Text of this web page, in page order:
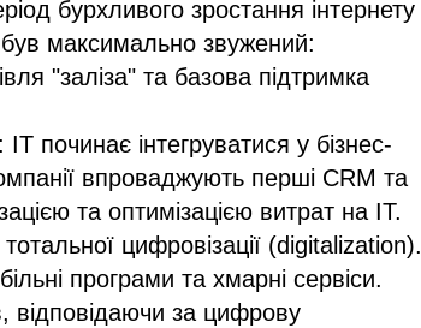
бурхливого зростання інтернету
максимально звужений:
"заліза" та базова підтримка
починає інтегруватися у бізнес-
впроваджують перші CRM та
та оптимізацією витрат на IT.
цифровізації (digitalization).
програми та хмарні сервіси.
відповідаючи за цифрову